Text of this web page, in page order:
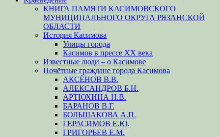
КНИГА ПАМЯТИ КАСИМОВСКОГО
МУНИЦИПАЛЬНОГО ОКРУГА РЯЗАНСКОЙ
ОБЛАСТИ
История Касимова
Улицы города
Касимов в прессе XX века
Известные люди – о Касимове
Почётные граждане города Касимова
АКСЁНОВ В.В.
АЛЕКСАНДРОВ Б.Н.
АРТЮХИНА Н.В.
БАРАНОВ В.Г.
БОЛЬШАКОВА А.П.
ГЕРАСИМОВ Е.Ю.
ГРИГОРЬЕВ Е.М.